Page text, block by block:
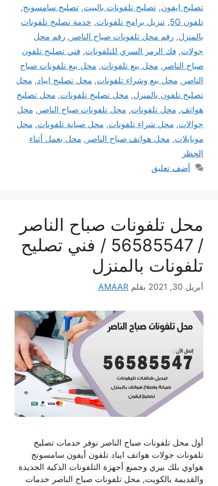
تصليح ايفون, تصليح تلفونات بالبيت, تصليح سامسونج,
تلفون 5G
, تنزيل برامج تلفونات, خدمة تصليح تلفونات
بالمنزل, رقم محل تلفونات صباح الناصر , رقم محل
جولات, فك الرمز السري للتلفونات, فني تصليح تلفون
صباح الناصر , محل بيع تلفونات, محل بيع تلفونات صباح
الناصر , محل بيع وشراء تلفونات, محل تصليح ايباد, محل
تصليح تلفون بالمنزل, محل تصليح تلفونات, محل تصليح
هواتف, محل تلفونات, محل تلفونات صباح الناصر , محل
جوالات, محل شراء تلفونات, محل صيانة تلفونات, محل
موبايلات, محل هواتف صباح الناصر , محل يعمل أثناء
الحظر
أضف تعليق
محل تلفونات صباح الناصر
/ 56585547 / فني تصليح
تلفونات بالمنزل
أبريل 30, 2021 بقلم AMAAR
أول محل تلفونات صباح الناصر نوفر خدمات تصليح
تلفونات جولات هواتف ايباد تلفون أيفون سامسونج
هواوي بلك بيري وجميع أجهزة التلفونات الذكية الجديدة
والقديمة بالكويت, محل تلفونات صباح الناصر خدمات